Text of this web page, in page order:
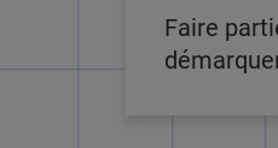
Faire